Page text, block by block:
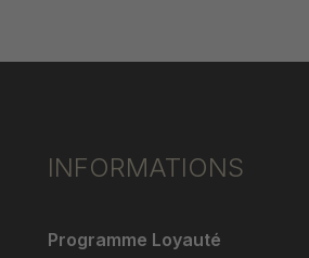
INFORMATIONS
Programme Loyauté